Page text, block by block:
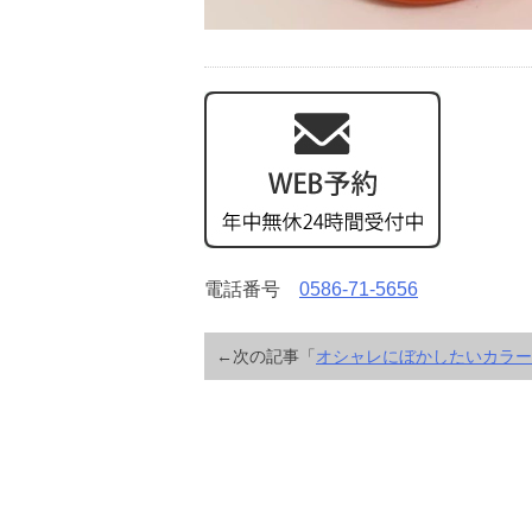
電話番号 0586-71-5656
←次の記事「 オシャレにぼかしたいカラー